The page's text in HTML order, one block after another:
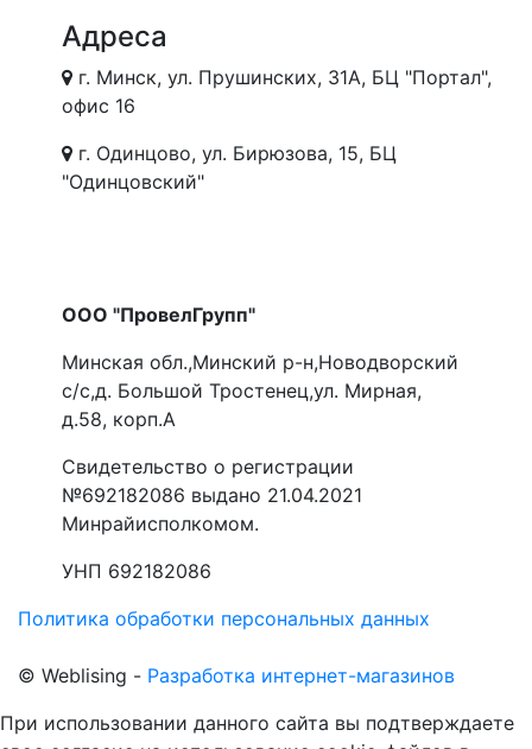
Адреса
г. Минск, ул. Прушинских, 31А, БЦ "Портал",
офис 16
г. Одинцово, ул. Бирюзова, 15, БЦ
"Одинцовский"
ООО "ПровелГрупп"
Минская обл.,Минский р-н,Новодворский
с/с,д. Большой Тростенец,ул. Мирная,
д.58, корп.А
Свидетельство о регистрации
№692182086 выдано 21.04.2021
Минрайисполкомом.
УНП 692182086
© Weblising - Разработка интернет-магазинов
Политика обработки персональных данных
При использовании данного сайта вы подтверждаете